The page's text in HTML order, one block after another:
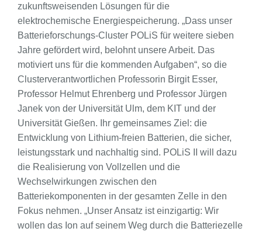
zukunftsweisenden Lösungen für die
elektrochemische Energiespeicherung. „Dass unser
Batterieforschungs-Cluster POLiS für weitere sieben
Jahre gefördert wird, belohnt unsere Arbeit. Das
motiviert uns für die kommenden Aufgaben“, so die
Clusterverantwortlichen Professorin Birgit Esser,
Professor Helmut Ehrenberg und Professor Jürgen
Janek von der Universität Ulm, dem KIT und der
Universität Gießen. Ihr gemeinsames Ziel: die
Entwicklung von Lithium-freien Batterien, die sicher,
leistungsstark und nachhaltig sind. POLiS II will dazu
die Realisierung von Vollzellen und die
Wechselwirkungen zwischen den
Batteriekomponenten in der gesamten Zelle in den
Fokus nehmen. „Unser Ansatz ist einzigartig: Wir
wollen das Ion auf seinem Weg durch die Batteriezelle